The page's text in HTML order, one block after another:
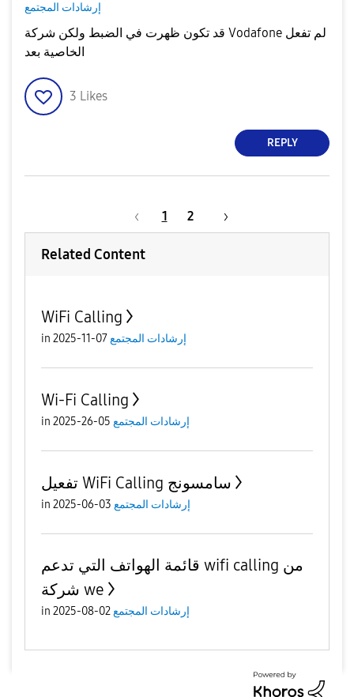
إرشادات المجتمع
قد تكون ظهرت في الضبط ولكن شركة Vodafone لم تفعل
الخاصية بعد
3 Likes
REPLY
1 2
Related Content
WiFi Calling
in إرشادات المجتمع07-11-2025
Wi-Fi Calling
in إرشادات المجتمع 05-26-2025
تفعيل WiFi Calling سامسونج
in إرشادات المجتمع 03-06-2025
قائمة الهواتف التي تدعم wifi calling من
شركة we
in إرشادات المجتمع02-08-2025